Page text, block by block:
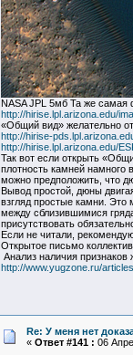
NASA JPL 5мб Та же
http://hirise.lpl.arizona.edu/
«Общий вид» желательно
http://hirise-
http://hirise.lpl.arizona.edu/
Так вот если открыть
плотность камней намного
можно предположить, что
Вывод простой, дюны
взгляд простые камни.
между сблизившимися
присутствовать
Если не читали,
Открытое письмо
Анализ наличия
http://www.yugzone.ru/
Re: У меня нет
« Ответ #141 : 06